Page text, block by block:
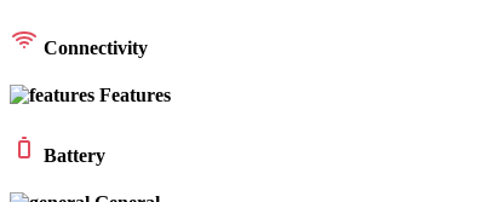
Connectivity
Features
Battery